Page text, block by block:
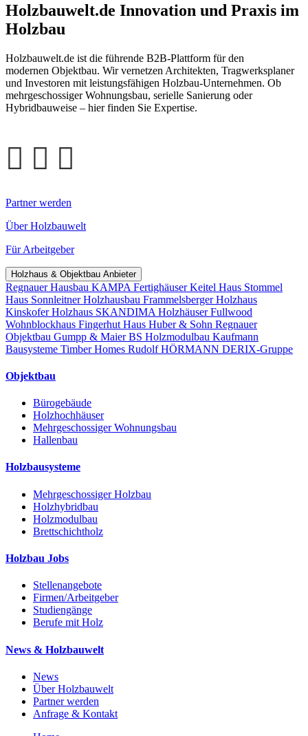
Holzbauwelt.de Innovation und Praxis im
Holzbau
Holzbauwelt.de ist die führende B2B-Plattform für den
modernen Objektbau. Wir vernetzen Architekten, Tragwerksplaner
und Investoren mit leistungsfähigen Holzbau-Unternehmen. Ob
mehrgeschossiger Wohnungsbau, serielle Sanierung oder
Hybridbauweise – hier finden Sie Expertise.
Partner werden
Über Holzbauwelt
Für Arbeitgeber
Holzhaus & Objektbau Anbieter
Regnauer Hausbau KAMPA FertighäuserKeitel Haus Stommel
Haus Sonnleitner Holzhausbau Frammelsberger Holzhaus
Kinskofer Holzhaus SKANDIMA HolzhäuserFullwood
Wohnblockhaus Fingerhut Haus Huber & Sohn Regnauer
Objektbau Gumpp & MaierBS Holzmodulbau Kaufmann
Bausysteme Timber Homes Rudolf HÖRMANN DERIX-Gruppe
Objektbau
Bürogebäude
Holzhochhäuser
Mehrgeschossiger Wohnungsbau
Hallenbau
Holzbausysteme
Mehrgeschossiger Holzbau
Holzhybridbau
Holzmodulbau
Brettschichtholz
Holzbau Jobs
Stellenangebote
Firmen/Arbeitgeber
Studiengänge
Berufe mit Holz
News & Holzbauwelt
News
Über Holzbauwelt
Partner werden
Anfrage & Kontakt